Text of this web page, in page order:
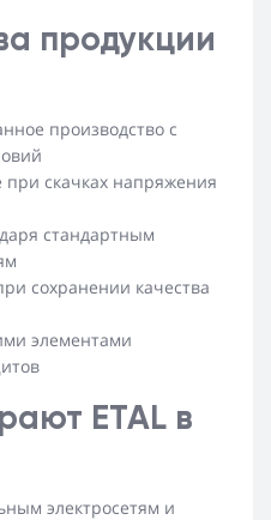
продукции
производство с
скачках напряжения
стандартным
сохранении качества
элементами
ETAL в
электросетям и